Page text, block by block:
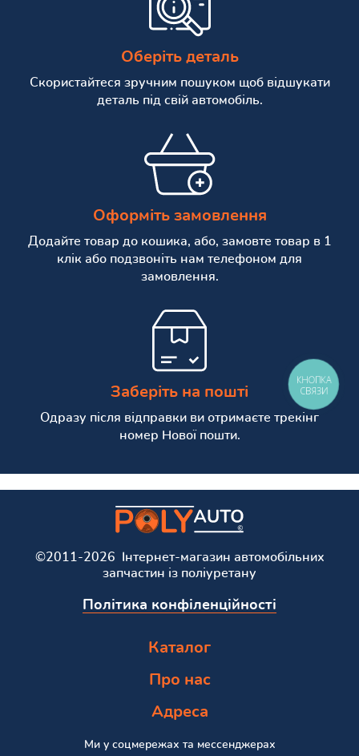
Оберіть деталь
Скористайтеся зручним пошуком щоб відшукати
деталь під свій автомобіль.
Оформіть замовлення
Додайте товар до кошика, або, замовте товар в 1
клік або подзвоніть нам телефоном для
замовлення.
Заберіть на пошті
Одразу після відправки ви отримаєте трекінг
номер Нової пошти.
©2011-2026 Інтернет-магазин автомобільних
запчастин із поліуретану
Політика конфіленційності
Каталог
Про нас
Адреса
Ми у соцмережах та мессенджерах
КНОПКА
СВЯЗИ